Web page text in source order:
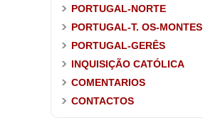
PORTUGAL-NORTE
PORTUGAL-T. OS-MONTES
PORTUGAL-GERÊS
INQUISIÇÃO CATÓLICA
COMENTARIOS
CONTACTOS